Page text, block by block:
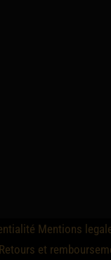
Mentions
Retours et